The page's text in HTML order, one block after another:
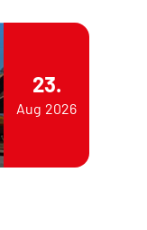
23.
Aug 2026